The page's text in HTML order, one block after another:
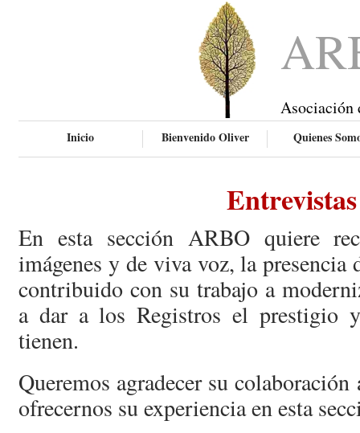
Asociación
Inicio Bienvenido Oliver Quienes
Entrevistas
En esta sección ARBO quiere
imágenes y de viva voz, la presencia
contribuido con su trabajo a
a dar a los Registros el prestigio
tienen.
Queremos agradecer su colaboración
ofrecernos su experiencia en esta